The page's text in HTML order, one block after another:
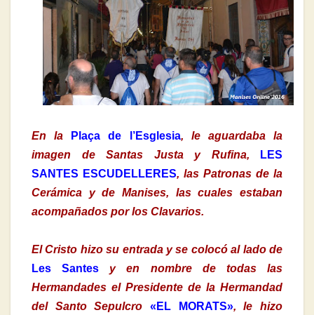
En la Plaça de l’Esglesia, le aguardaba la
imagen de Santas Justa y Rufina,
LES
SANTES ESCUDELLERES, las Patronas de la
Cerámica y de Manises, las cuales estaban
acompañados por los Clavarios.
El Cristo hizo su entrada y se colocó al lado de
Les Santes y en nombre de todas las
Hermandades el Presidente de la Hermandad
del Santo Sepulcro «EL MORATS», le hizo